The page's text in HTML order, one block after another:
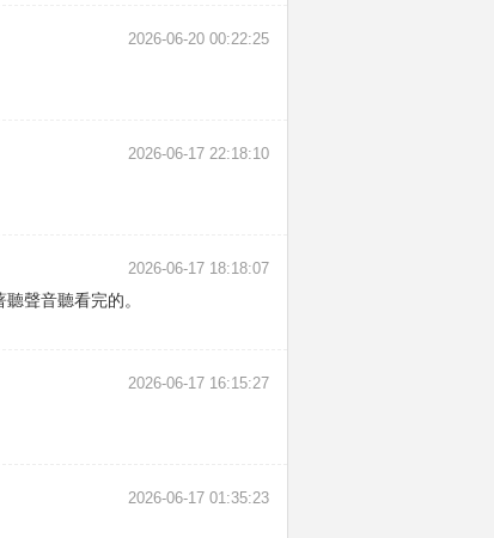
2026-06-20 00:22:25
2026-06-17 22:18:10
2026-06-17 18:18:07
聲音聽看完的。
2026-06-17 16:15:27
2026-06-17 01:35:23